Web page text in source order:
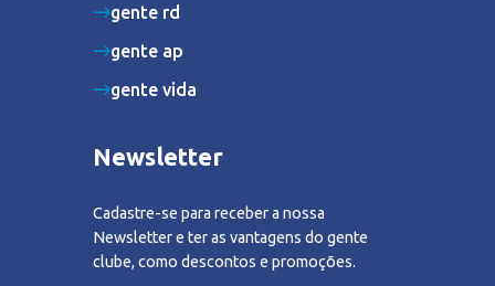
gente rd
gente ap
gente vida
Newsletter
Cadastre-se para receber a nossa
Newsletter e ter as vantagens do gente
clube, como descontos e promoções.